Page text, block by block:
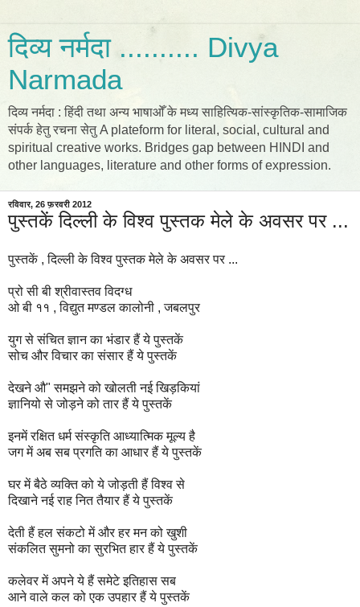
दिव्य नर्मदा .......... Divya
Narmada
दिव्य नर्मदा : हिंदी तथा अन्य भाषाओँ के मध्य साहित्यिक-सांस्कृतिक-सामाजिक
संपर्क हेतु रचना सेतु A plateform for literal, social, cultural and
spiritual creative works. Bridges gap between HINDI and
other languages, literature and other forms of expression.
रविवार, 26 फ़रवरी 2012
पुस्तकें दिल्ली के विश्व पुस्तक मेले के अवसर पर ...
पुस्तकें , दिल्ली के विश्व पुस्तक मेले के अवसर पर ...
प्रो सी बी श्रीवास्तव विदग्ध
ओ बी ११ , विद्युत मण्डल कालोनी , जबलपुर
युग से संचित ज्ञान का भंडार हैं ये पुस्तकें
सोच और विचार का संसार हैं ये पुस्तकें
देखने औ" समझने को खोलती नई खिड़कियां
ज्ञानियो से जोड़ने को तार हैं ये पुस्तकें
इनमें रक्षित धर्म संस्कृति आध्यात्मिक मूल्य है
जग में अब सब प्रगति का आधार हैं ये पुस्तकें
घर में बैठे व्यक्ति को ये जोड़ती हैं विश्व से
दिखाने नई राह नित तैयार हैं ये पुस्तकें
देती हैं हल संकटो में और हर मन को खुशी
संकलित सुमनो का सुरभित हार हैं ये पुस्तकें
कलेवर में अपने ये हैं समेटे इतिहास सब
आने वाले कल को एक उपहार हैं ये पुस्तकें